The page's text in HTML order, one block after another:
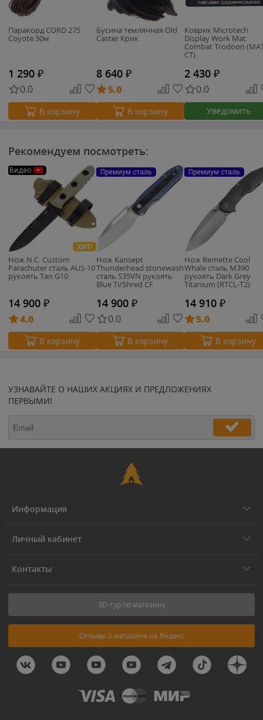
Паракорд CORD 275
Coyote 30м
1 290 ₽
0.0
В корзину
Бусина темлячная Old
Caster Крик
8 640 ₽
5.0
В корзину
Коврик Microtech
Display Work Mat
Combat Trodoon
CT)
2 430 ₽
0.0
Уведомить
Рекомендуем посмотреть:
Видео
ХИТ!
Нож N.C. Custom
Parachuter сталь AUS-10
рукоять Tan G10
14 900 ₽
4.0
В корзину
Премиум сталь
Нож Kansept
Thunderhead stonewash
сталь S35VN рукоять
Blue Ti/Shred CF
14 900 ₽
0.0
В корзину
Премиум сталь
Нож Remette Cool
Whale сталь M390
рукоять Dark Grey
Titanium (RTCL-T2)
14 910 ₽
5.0
В корзину
УЗНАВАЙТЕ О НАШИХ АКЦИЯХ И ПРЕДЛОЖЕНИЯХ
ПЕРВЫМИ!
Информация
Личный кабинет
Контакты
3D-тур по магазину
Отзывы о магазине на Яндекс